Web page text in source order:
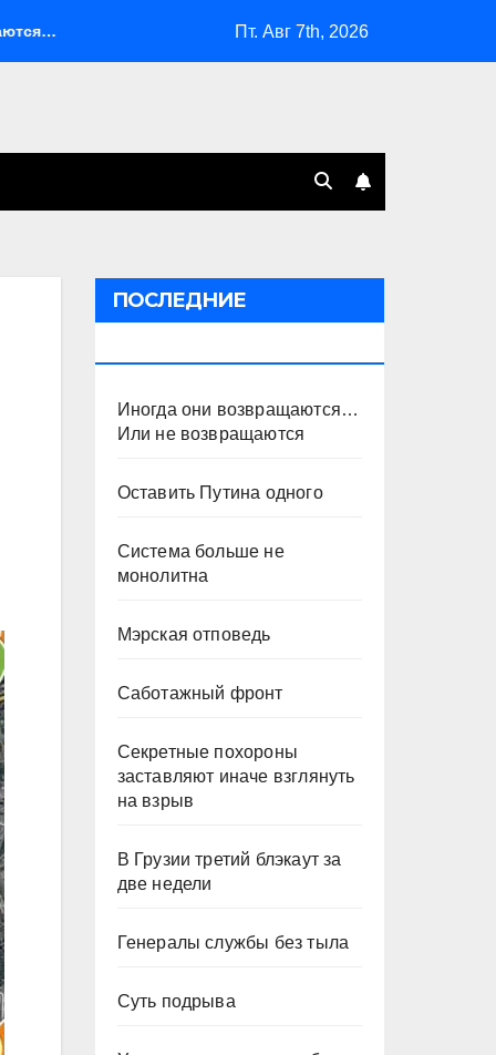
не возвращаются Оставить Путина одного
Пт. Авг 7th, 2026
ПОСЛЕДНИЕ
Иногда они возвращаются…
Или не возвращаются
Оставить Путина одного
Система больше не
монолитна
Мэрская отповедь
Саботажный фронт
Секретные похороны
заставляют иначе взглянуть
на взрыв
В Грузии третий блэкаут за
две недели
Генералы службы без тыла
Суть подрыва